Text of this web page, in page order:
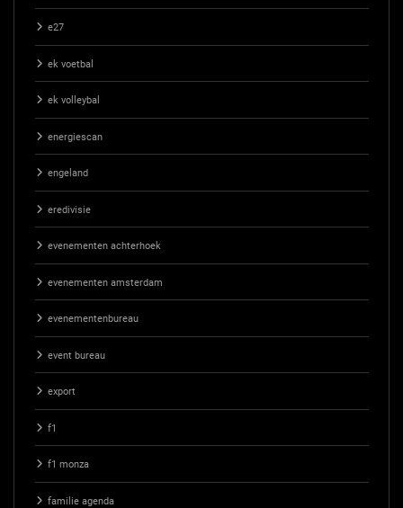
e27
ek voetbal
ek volleybal
energiescan
engeland
eredivisie
evenementen achterhoek
evenementen amsterdam
evenementenbureau
event bureau
export
f1
f1 monza
familie agenda